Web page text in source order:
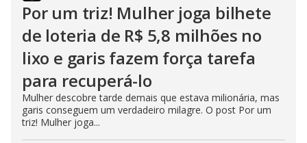
Por um triz! Mulher joga bilhete
de loteria de R$ 5,8 milhões no
lixo e garis fazem força tarefa
para recuperá-lo
Mulher descobre tarde demais que estava milionária, mas
garis conseguem um verdadeiro milagre. O post Por um
triz! Mulher joga...